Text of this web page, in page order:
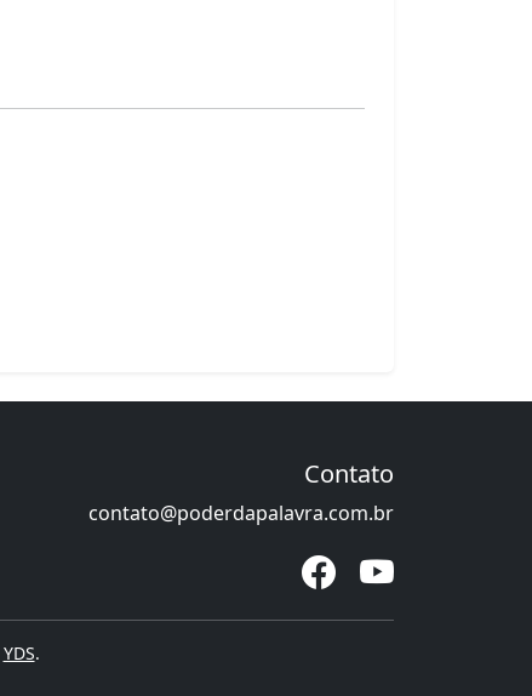
Contato
contato@poderdapalavra.com.br
YDS.